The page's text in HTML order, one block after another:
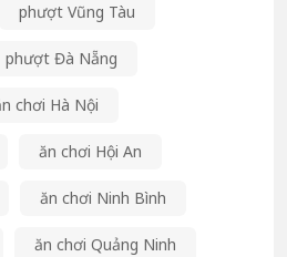
phượt Vũng Tàu
phượt Đà Nẵng
chơi Hà Nội
ăn chơi Hội An
ăn chơi Ninh Bình
ăn chơi Quảng Ninh